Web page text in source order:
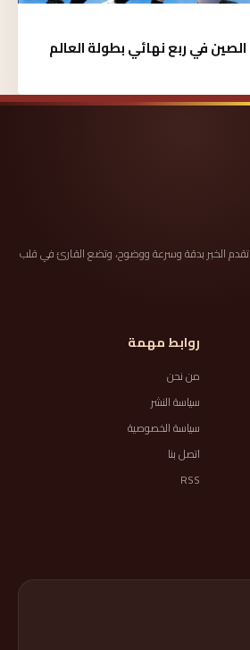
في ربع نهائي بطولة العالم
تقدم الخبر بدقة وسرعة ووضوح، وتضع القارئ في قلب
روابط مهمة
من نحن
سياسة النشر
سياسة الخصوصية
اتصل بنا
RSS